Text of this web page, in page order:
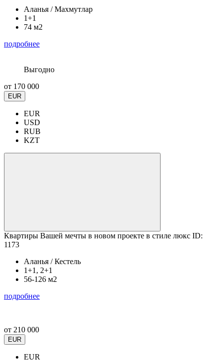
Аланья / Махмутлар
1+1
74 м2
подробнее
Выгодно
от 170 000
EUR
EUR
USD
RUB
KZT
Квартиры Вашей мечты в новом проекте в стиле люкс ID:
1173
Аланья / Кестель
1+1, 2+1
56-126 м2
подробнее
от 210 000
EUR
EUR